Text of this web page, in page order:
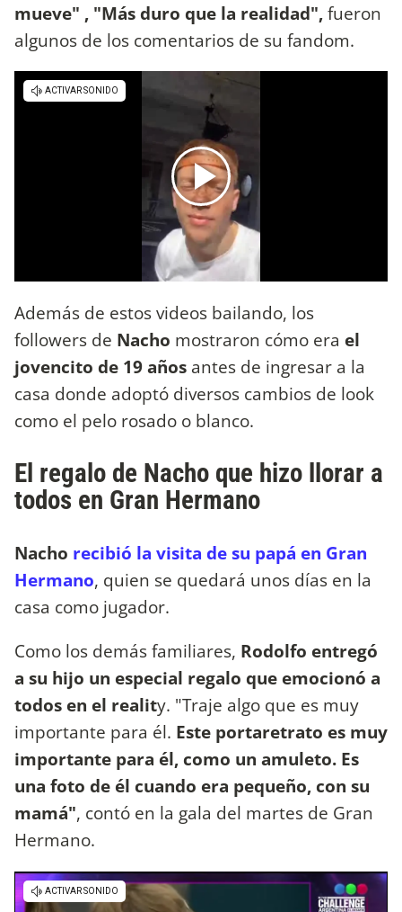
mueve" , "Más duro que la realidad",fueron
algunos de los comentarios de su fandom.
Además de estos videos bailando, los
followers de Nacho mostraron cómo era el
jovencito de 19 años antes de ingresar a la
casa donde adoptó diversos cambios de look
como el pelo rosado o blanco.
El regalo de Nacho que hizo llorar a
todos en Gran Hermano
Nacho recibió la visita de su papá en Gran
Hermano, quien se quedará unos días en la
casa como jugador.
Como los demás familiares, Rodolfo entregó
a su hijo un especial regalo que emocionó a
todos en el reality. "Traje algo que es muy
importante para él. Este portaretrato es muy
importante para él, como un amuleto. Es
una foto de él cuando era pequeño, con su
mamá", contó en la gala del martes de Gran
Hermano.